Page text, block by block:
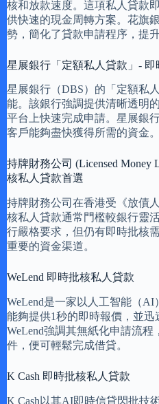
核和放款速度。這項私人貸款
供快速的現金周轉方案。花旗
勢，簡化了貸款申請程序，提
星展銀行「定額私人貸款」- 即
星展銀行（DBS）的「定額私
能。該銀行強調提供清晰透明
平台上快速完成申請。星展銀
客戶能夠盡快獲得所需的資金。
持牌財務公司 (Licensed Money
核私人貸款首選
持牌財務公司在香港受《放債
核私人貸款通常門檻較銀行靈
行嚴格要求，但仍有即時批核
重要的資金渠道。
WeLend 即時批核私人貸款
WeLend是一家以人工智能（
能夠提供1秒的即時報價，並迅
WeLend強調其無紙化申請流
件，便可輕鬆完成借貸。
K Cash 即時批核私人貸款
K Cash以其AI即時信貸閃批技